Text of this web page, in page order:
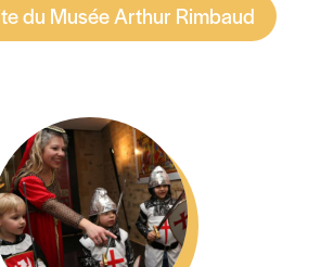
du Musée Arthur Rimbaud